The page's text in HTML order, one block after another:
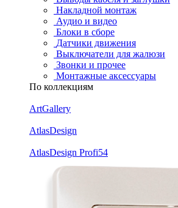
Накладной монтаж
Аудио и видео
Блоки в сборе
Датчики движения
Выключатели для жалюзи
Звонки и прочее
Монтажные аксессуары
По коллекциям
ArtGallery
AtlasDesign
AtlasDesign Profi54